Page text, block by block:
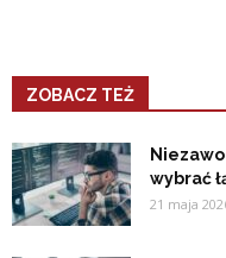
ZOBACZ TEŻ
wybrać
21 maja